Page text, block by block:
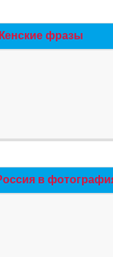
фразы
в